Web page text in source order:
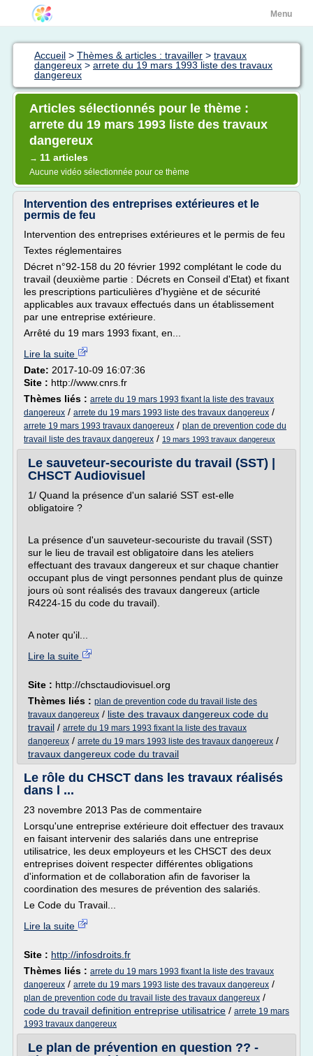
Menu
Accueil > Thèmes & articles : travailler > travaux
dangereux > arrete du 19 mars 1993 liste des travaux
dangereux
Articles sélectionnés pour le thème :
arrete du 19 mars 1993 liste des travaux
dangereux
→ 11 articles
Aucune vidéo sélectionnée pour ce thème
Intervention des entreprises extérieures et le
permis de feu
Intervention des entreprises extérieures et le permis de feu
Textes réglementaires
Décret n°92-158 du 20 février 1992 complétant le code du
travail (deuxième partie : Décrets en Conseil d'Etat) et fixant
les prescriptions particulières d'hygiène et de sécurité
applicables aux travaux effectués dans un établissement
par une entreprise extérieure.
Arrêté du 19 mars 1993 fixant, en...
Lire la suite
Date: 2017-10-09 16:07:36
Site : http://www.cnrs.fr
Thèmes liés : arrete du 19 mars 1993 fixant la liste des travaux
dangereux / arrete du 19 mars 1993 liste des travaux dangereux /
arrete 19 mars 1993 travaux dangereux / plan de prevention code du
travail liste des travaux dangereux / 19 mars 1993 travaux dangereux
Le sauveteur-secouriste du travail (SST) |
CHSCT Audiovisuel
1/ Quand la présence d'un salarié SST est-elle
obligatoire ?
La présence d'un sauveteur-secouriste du travail (SST)
sur le lieu de travail est obligatoire dans les ateliers
effectuant des travaux dangereux et sur chaque chantier
occupant plus de vingt personnes pendant plus de quinze
jours où sont réalisés des travaux dangereux (article
R4224-15 du code du travail).
A noter qu'il...
Lire la suite
Site : http://chsctaudiovisuel.org
Thèmes liés : plan de prevention code du travail liste des
travaux dangereux / liste des travaux dangereux code du
travail / arrete du 19 mars 1993 fixant la liste des travaux
dangereux / arrete du 19 mars 1993 liste des travaux dangereux /
travaux dangereux code du travail
Le rôle du CHSCT dans les travaux réalisés
dans l ...
23 novembre 2013 Pas de commentaire
Lorsqu'une entreprise extérieure doit effectuer des travaux
en faisant intervenir des salariés dans une entreprise
utilisatrice, les deux employeurs et les CHSCT des deux
entreprises doivent respecter différentes obligations
d'information et de collaboration afin de favoriser la
coordination des mesures de prévention des salariés.
Le Code du Travail...
Lire la suite
Site : http://infosdroits.fr
Thèmes liés : arrete du 19 mars 1993 fixant la liste des travaux
dangereux / arrete du 19 mars 1993 liste des travaux dangereux /
plan de prevention code du travail liste des travaux dangereux /
code du travail definition entreprise utilisatrice / arrete 19 mars
1993 travaux dangereux
Le plan de prévention en question ?? -